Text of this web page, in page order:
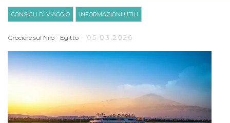
CONSIGLI DI VIAGGIO INFORMAZIONI UTILI
Crociere sul Nilo - Egitto - 05.03.2026